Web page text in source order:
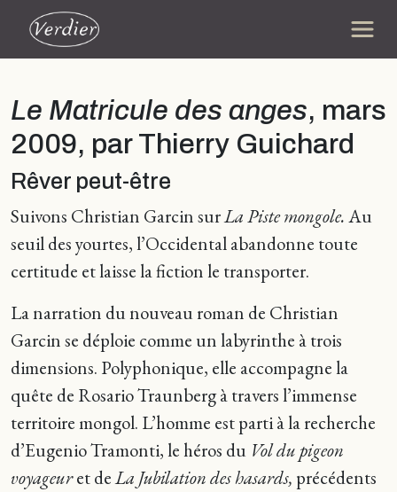
Le Matricule des anges, mars
2009, par Thierry Guichard
Rêver peut-être
Suivons Christian Garcin surLa Piste mongole.Au
seuil des yourtes, l’Occidental abandonne toute
certitude et laisse la fiction le transporter.
La narration du nouveau roman de Christian
Garcin se déploie comme un labyrinthe à trois
dimensions. Polyphonique, elle accompagne la
quête de Rosario Traunberg à travers l’immense
territoire mongol. L’homme est parti à la recherche
d’Eugenio Tramonti, le héros du Vol du pigeon
voyageuret deLa Jubilation des hasards, précédents